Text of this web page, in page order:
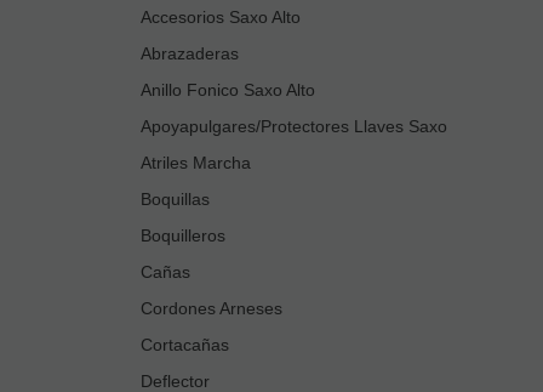
Accesorios Saxo Alto
Abrazaderas
Anillo Fonico Saxo Alto
Apoyapulgares/Protectores Llaves Saxo
Atriles Marcha
Boquillas
Boquilleros
Cañas
Cordones Arneses
Cortacañas
Deflector